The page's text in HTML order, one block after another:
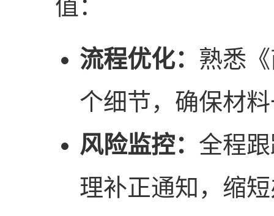
值：
流程优化： 熟悉
个细节，确保材
风险监控： 全程
理补正通知，缩